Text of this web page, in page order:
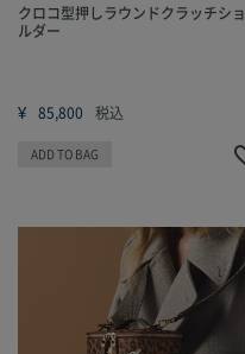
クロコ型押しラウンドクラッチショ
ルダー
¥ 85,800 税込
ADD TO BAG